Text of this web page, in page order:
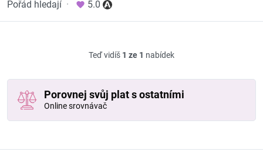
Pořád hledají · 5.0
Teď vidíš 1 ze 1 nabídek
Porovnej svůj plat s ostatními
Online srovnávač